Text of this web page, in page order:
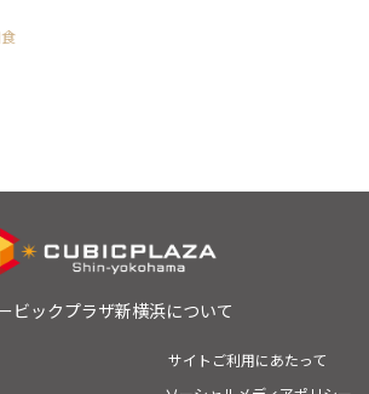
ビックプラザ新横浜について
サイトご利用にあたって